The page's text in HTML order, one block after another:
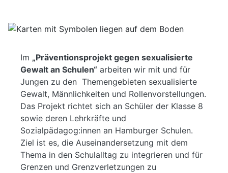
Im „Präventionsprojekt gegen sexualisierte
Gewalt an Schulen“ arbeiten wir mit und für
Jungen zu den Themengebieten sexualisierte
Gewalt, Männlichkeiten und Rollenvorstellungen.
Das Projekt richtet sich an Schüler der Klasse 8
sowie deren Lehrkräfte und
Sozialpädagog:innen an Hamburger Schulen.
Ziel ist es, die Auseinandersetzung mit dem
Thema in den Schulalltag zu integrieren und für
Grenzen und Grenzverletzungen zu